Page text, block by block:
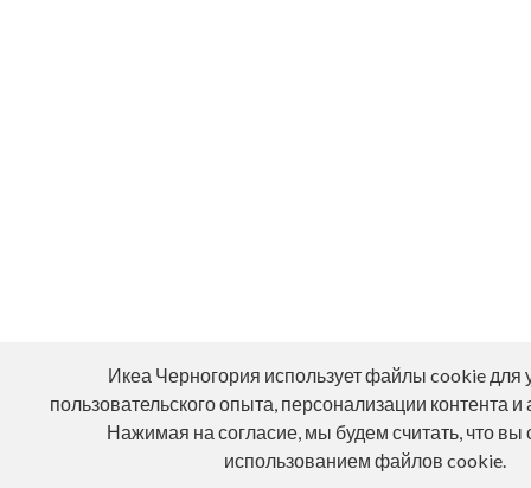
Икеа Черногория использует файлы cookie для
пользовательского опыта, персонализации контента
Нажимая на согласие, мы будем считать, что вы
использованием файлов cookie.